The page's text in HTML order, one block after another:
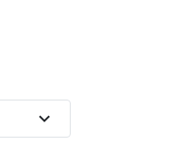
expand_more